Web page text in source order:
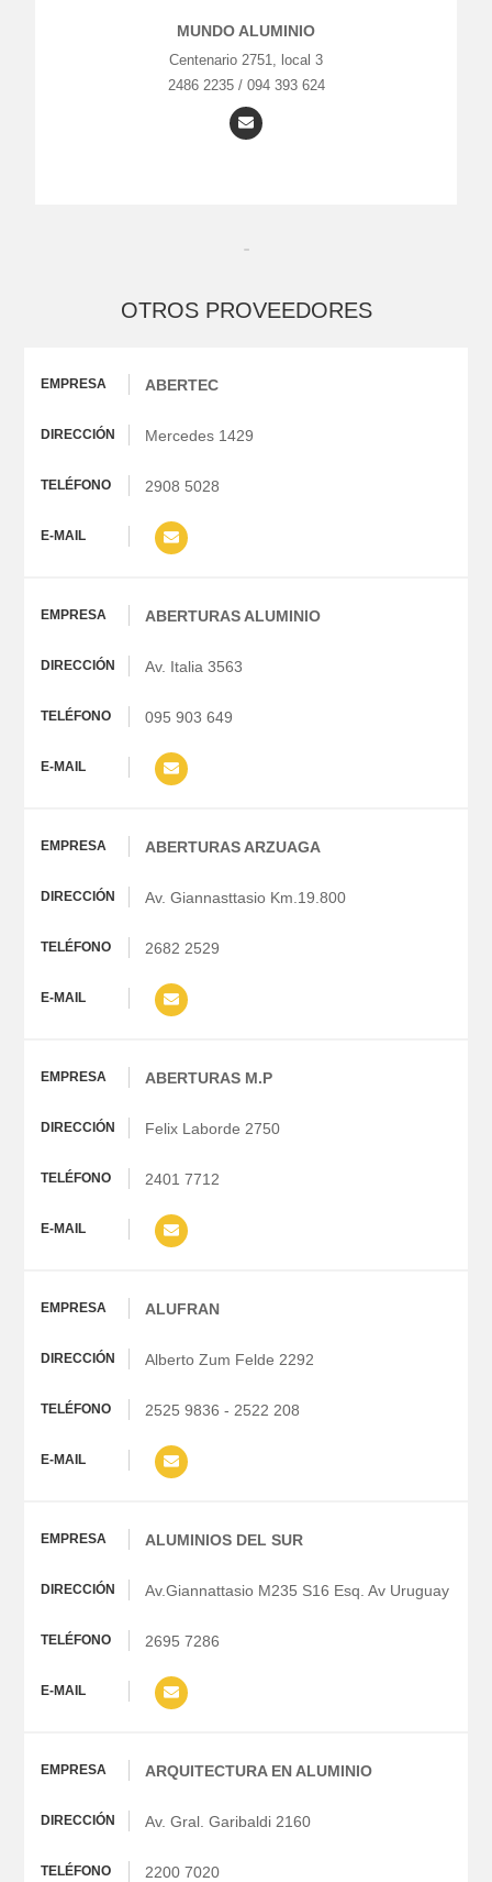
MUNDO ALUMINIO
Centenario 2751, local 3
2486 2235 / 094 393 624
OTROS PROVEEDORES
ABERTEC
Mercedes 1429
2908 5028
ABERTURAS ALUMINIO
Av. Italia 3563
095 903 649
ABERTURAS ARZUAGA
Av. Giannasttasio Km.19.800
2682 2529
ABERTURAS M.P
Felix Laborde 2750
2401 7712
ALUFRAN
Alberto Zum Felde 2292
2525 9836 - 2522 208
ALUMINIOS DEL SUR
Av.Giannattasio M235 S16 Esq. Av Uruguay
2695 7286
ARQUITECTURA EN ALUMINIO
Av. Gral. Garibaldi 2160
2200 7020